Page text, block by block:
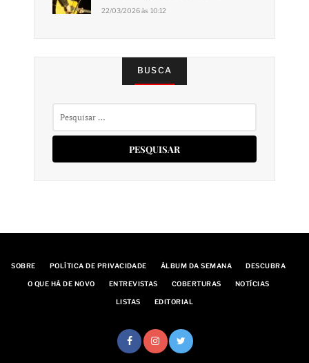
22/03/2026 às 10:12
BUSCA
SOBRE POLÍTICA DE PRIVACIDADE ÁLBUM DA SEMANA DESCUBRA
O QUE HÁ DE NOVO ENTREVISTAS COBERTURAS NOTÍCIAS
LISTAS EDITORIAL